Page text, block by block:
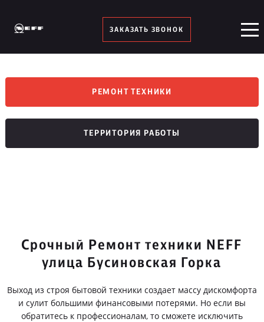
ЗАКАЗАТЬ ЗВОНОК
РЕМОНТ ТЕХНИКИ
ТЕРРИТОРИЯ РАБОТЫ
Срочный Ремонт техники NEFF
улица Бусиновская Горка
Выход из строя бытовой техники создает массу дискомфорта
и сулит большими финансовыми потерями. Но если вы
обратитесь к профессионалам, то сможете исключить